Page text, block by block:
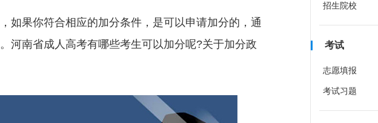
果你符合相应的加分条件，是可以申请加分的，通
河南省成人高考有哪些考生可以加分呢?关于加分政
招生院校
考试
志愿填报
考试习题